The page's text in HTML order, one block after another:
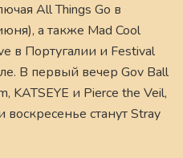
All Things Go в
а также Mad Cool
в Португалии и Festival
В первый вечер Gov Ball
KATSEYE и Pierce the Veil,
станут Stray